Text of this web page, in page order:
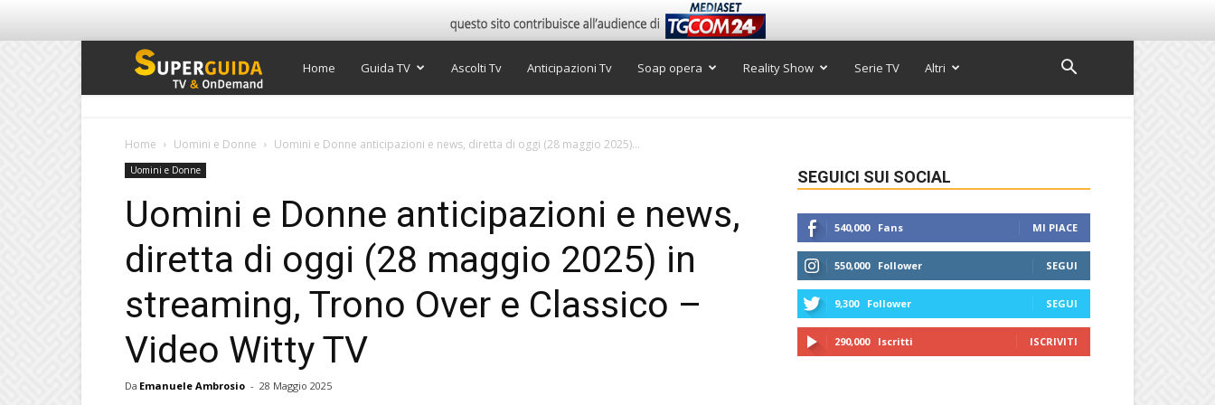
Super
Home Guida TV Ascolti Tv Anticipazioni Tv Soap opera Reality Show Serie TV Altri
Home Uomini e Donne Uomini e Donne anticipazioni e news, diretta di oggi (28 maggio 2025)...
Uomini e Donne
Uomini e Donne anticipazioni e news,
diretta di oggi (28 maggio 2025) in
streaming, Trono Over e Classico –
Video Witty TV
Da Emanuele Ambrosio - 28 Maggio 2025
SEGUICI SUI SOCIAL
540,000 Fans MI PIACE
550,000 Follower SEGUI
9,300 Follower SEGUI
290,000 Iscritti ISCRIVITI